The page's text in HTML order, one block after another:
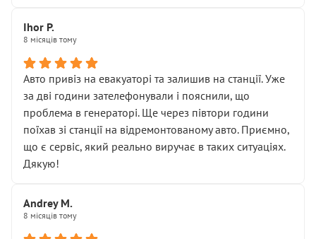
Далі ситуація тільки погіршилась:
• сказали, що тепер “потрібно знімати колеса”
• що біля авто стояти вже не можна
• почали озвучувати купу додаткових робіт без
чіткого пояснення
( ну все зняли та доробили) дякую!
Окремий момент, який виглядає абсурдно:
мені заявили, що бачок гальмівної рідини потрібно
міняти разом із головним гальмівним циліндром у
Для людини, яка хоча б трохи розуміється на техніці,
це звучить як мінімум непрофесійно, а як максимум —
спроба продати дорогий вузол замість елементарних
Ihor P.
8 місяців тому
Авто привіз на евакуаторі та залишив на станції. Уже
за дві години зателефонували і пояснили, що
проблема в генераторі. Ще через півтори години
поїхав зі станції на відремонтованому авто. Приємно,
що є сервіс, який реально виручає в таких ситуаціях.
Дякую!
Andrey M.
8 місяців тому